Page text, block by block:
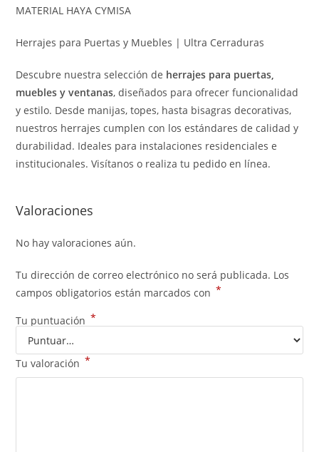
MATERIAL HAYA CYMISA
Herrajes para Puertas y Muebles | Ultra Cerraduras
Descubre nuestra selección de herrajes para puertas,
muebles y ventanas, diseñados para ofrecer funcionalidad
y estilo. Desde manijas, topes, hasta bisagras decorativas,
nuestros herrajes cumplen con los estándares de calidad y
durabilidad. Ideales para instalaciones residenciales e
institucionales. Visítanos o realiza tu pedido en línea.
Valoraciones
No hay valoraciones aún.
Tu dirección de correo electrónico no será publicada. Los
campos obligatorios están marcados con *
Tu puntuación *
Tu valoración *